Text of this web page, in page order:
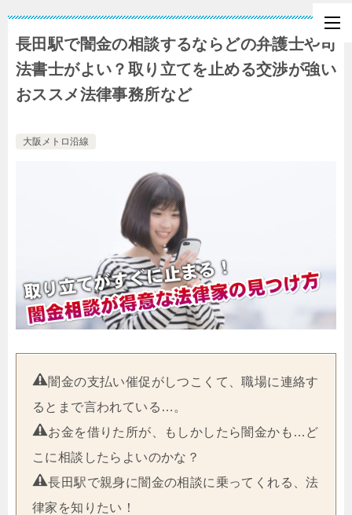
長田駅で闇金の相談するならどの弁護士や司
法書士がよい？取り立てを止める交渉が強い
おススメ法律事務所など
大阪メトロ沿線
闇金の支払い催促がしつこくて、職場に連絡す
るとまで言われている…。
お金を借りた所が、もしかしたら闇金かも…ど
こに相談したらよいのかな？
長田駅で親身に闇金の相談に乗ってくれる、法
律家を知りたい！